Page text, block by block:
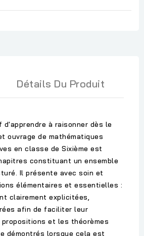
Détails Du Produit
d'apprendre à raisonner dès le
ouvrage de mathématiques
en classe de Sixième est
constituant un ensemble
Il présente avec soin et
élémentaires et essentielles :
clairement explicitées,
afin de faciliter leur
et les théorèmes
démontrés lorsque cela est